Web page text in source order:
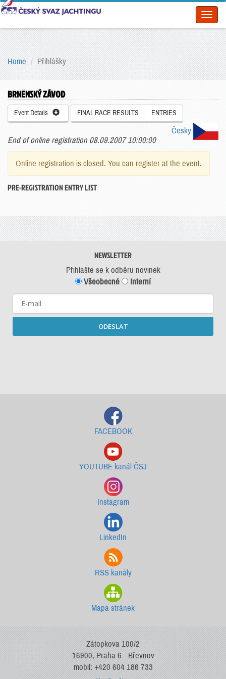
Home Přihlášky
BRNĚNSKÝ ZÁVOD
Event Details FINAL RACE RESULTS ENTRIES
Česky
End of online registration 08.09.2007 10:00:00
Online registration is closed. You can register at the event.
PRE-REGISTRATION ENTRY LIST
NEWSLETTER
Přihlašte se k odběru novinek
Všeobecné
Interní
ODESLAT
FACEBOOK
YOUTUBE kanál ČSJ
Instagram
LinkedIn
RSS kanály
Mapa stránek
Zátopkova 100/2
16900, Praha 6 - Břevnov
mobil: +420 604 186 733